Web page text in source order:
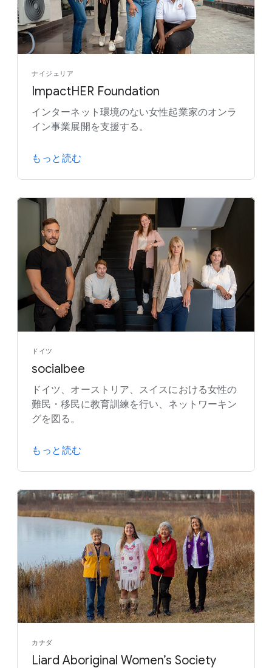
ナイジェリア
ImpactHER Foundation
インターネット環境のない女性起業家のオンラ
イン事業展開を支援する。
もっと読む
ドイツ
socialbee
ドイツ、オーストリア、スイスにおける女性の
難民・移民に教育訓練を行い、ネットワーキン
グを図る。
もっと読む
カナダ
Liard Aboriginal Women’s Society